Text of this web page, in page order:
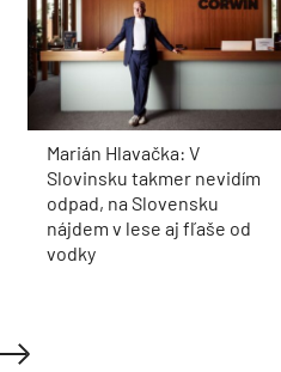
Marián Hlavačka: V
Slovinsku takmer nevidím
odpad, na Slovensku
nájdem v lese aj fľaše od
vodky